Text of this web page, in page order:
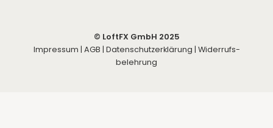
© LoftFX GmbH 2025
Impressum | AGB | Datenschutzerklärung | Widerrufs­
belehrung